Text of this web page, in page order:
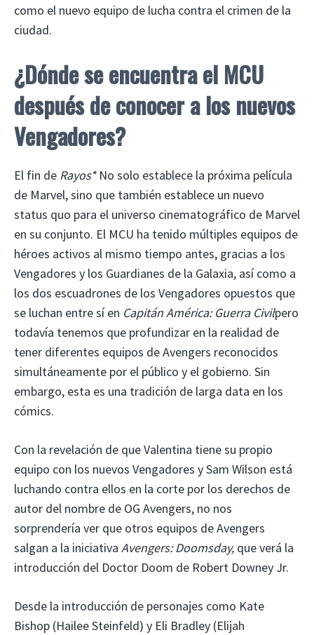
como el nuevo equipo de lucha contra el crimen de la
ciudad.
¿Dónde se encuentra el MCU
después de conocer a los nuevos
Vengadores?
El fin de Rayos* No solo establece la próxima película
de Marvel, sino que también establece un nuevo
status quo para el universo cinematográfico de Marvel
en su conjunto. El MCU ha tenido múltiples equipos de
héroes activos al mismo tiempo antes, gracias a los
Vengadores y los Guardianes de la Galaxia, así como a
los dos escuadrones de los Vengadores opuestos que
se luchan entre sí en Capitán América: Guerra Civilpero
todavía tenemos que profundizar en la realidad de
tener diferentes equipos de Avengers reconocidos
simultáneamente por el público y el gobierno. Sin
embargo, esta es una tradición de larga data en los
cómics.
Con la revelación de que Valentina tiene su propio
equipo con los nuevos Vengadores y Sam Wilson está
luchando contra ellos en la corte por los derechos de
autor del nombre de OG Avengers, no nos
sorprendería ver que otros equipos de Avengers
salgan a la iniciativa Avengers: Doomsday, que verá la
introducción del Doctor Doom de Robert Downey Jr.
Desde la introducción de personajes como Kate
Bishop (Hailee Steinfeld) y Eli Bradley (Elijah